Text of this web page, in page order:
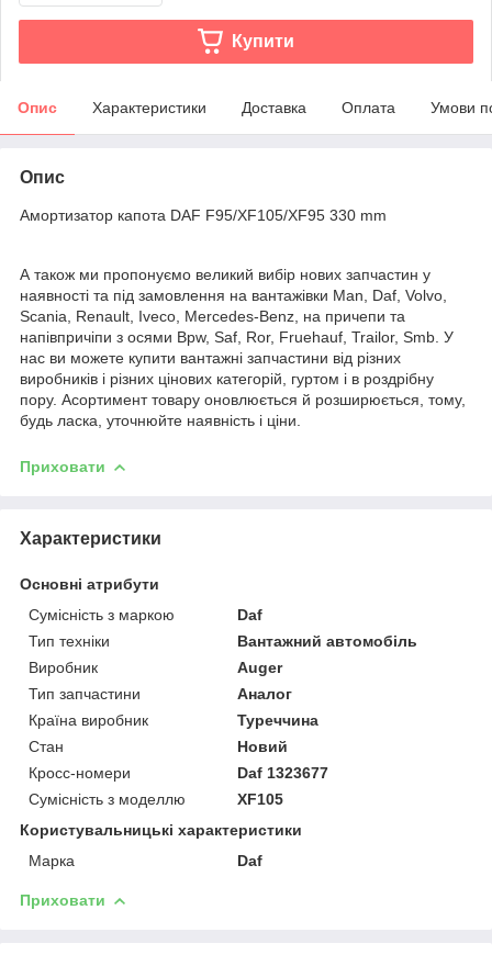
Купити
Опис Характеристики Доставка Оплата Умови
Опис
Амортизатор капота DAF F95/XF105/XF95 330 mm
А також ми пропонуємо великий вибір нових запчастин у
наявності та під замовлення на вантажівки Man, Daf, Volvo,
Scania, Renault, Iveco, Mercedes-Benz, на причепи та
напівпричіпи з осями Bpw, Saf, Ror, Fruehauf, Trailor, Smb. У
нас ви можете купити вантажні запчастини від різних
виробників і різних цінових категорій, гуртом і в роздрібну
пору. Асортимент товару оновлюється й розширюється, тому,
будь ласка, уточнюйте наявність і ціни.
Приховати
Характеристики
Основні атрибути
Сумісність з маркою
Daf
Тип техніки
Вантажний автомобіль
Виробник
Auger
Тип запчастини
Аналог
Країна виробник
Туреччина
Стан
Новий
Кросс-номери
Daf 1323677
Сумісність з моделлю
XF105
Користувальницькі характеристики
Марка
Daf
Приховати